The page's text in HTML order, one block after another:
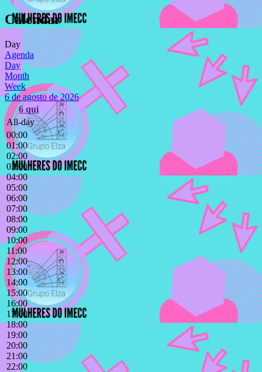
Calendar
Day
Agenda
Day
Month
Week
6 de agosto de 2026
6 qui
All-day
00:00
01:00
02:00
03:00
04:00
05:00
06:00
07:00
08:00
09:00
10:00
11:00
12:00
13:00
14:00
15:00
16:00
17:00
18:00
19:00
20:00
21:00
22:00